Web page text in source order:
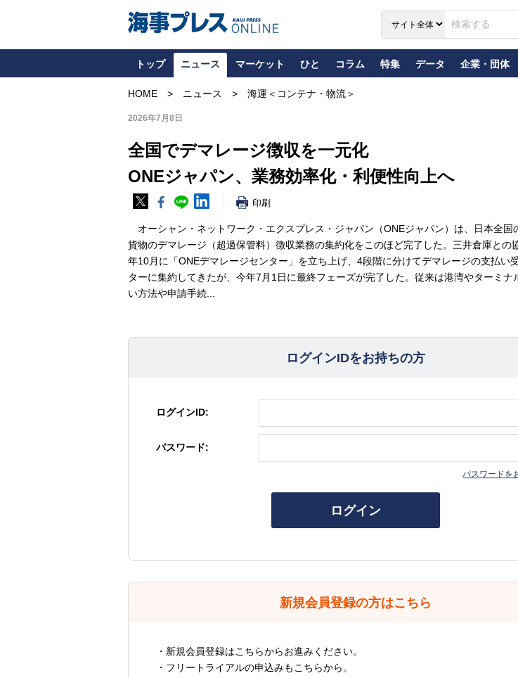
トップ ニュース マーケット ひと コラム 特集 データ 企業・団体
HOME ニュース 海運＜コンテナ・物流＞
2026年7月8日
全国でデマレージ徴収を一元化
ONEジャパン、業務効率化・利便性向上へ
印刷
オーシャン・ネットワーク・エクスプレス・ジャパン（ONEジャパン）は、日本全国
貨物のデマレージ（超過保管料）徴収業務の集約化をこのほど完了した。三井倉庫との
年10月に「ONEデマレージセンター」を立ち上げ、4段階に分けてデマレージの支払い
ターに集約してきたが、今年7月1日に最終フェーズが完了した。従来は港湾やターミナ
い方法や申請手続...
ログインIDをお持ちの方
ログインID:
パスワード:
パスワードを
ログイン
新規会員登録の方はこちら
・新規会員登録はこちらからお進みください。
・フリートライアルの申込みもこちらから。